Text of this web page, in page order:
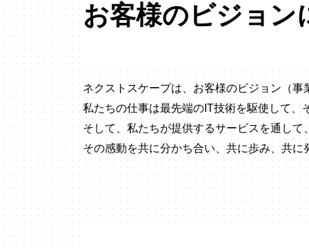
お客様のビジョン
ネクストスケープは、お客様のビジョン（
私たちの仕事は最先端のIT技術を駆使して、
そして、私たちが提供するサービスを通し
その感動を共に分かち合い、共に歩み、共